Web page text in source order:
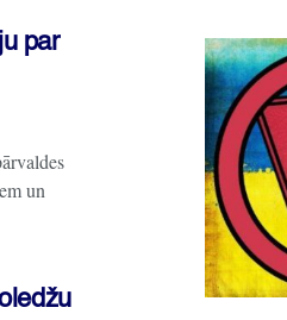
par
un